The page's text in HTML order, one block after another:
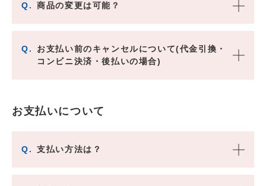
Q. 商品の変更は可能？
Q.
お支払い前のキャンセルについて(代金引換・
コンビニ決済・後払いの場合)
お支払いについて
Q. 支払い方法は？